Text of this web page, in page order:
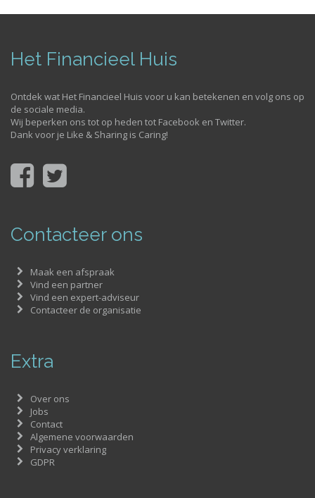
Het Financieel Huis
Ontdek wat Het Financieel Huis voor u kan betekenen en volg ons op
de sociale media.
Wij beperken ons tot op heden tot Facebook en Twitter.
Dank voor je Like & Sharing is Caring!
Contacteer ons
Maak een afspraak
Vind een partner
Vind een expert-adviseur
Contacteer de organisatie
Extra
Over ons
Jobs
Contact
Algemene voorwaarden
Privacy verklaring
GDPR